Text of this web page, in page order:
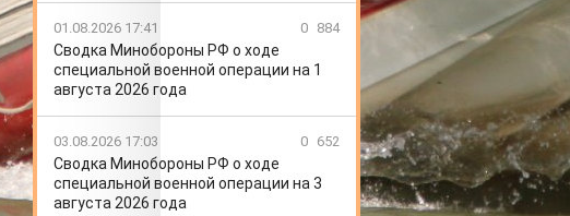
01.08.2026 17:41 0 884
Сводка Минобороны РФ о ходе
специальной военной операции на 1
августа 2026 года
03.08.2026 17:03 0 652
Сводка Минобороны РФ о ходе
специальной военной операции на 3
августа 2026 года